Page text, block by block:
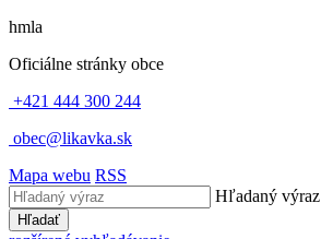
hmla
Oficiálne stránky obce
+421 444 300 244
obec@likavka.sk
Mapa webu RSS
Hľadaný výraz
Hľadať